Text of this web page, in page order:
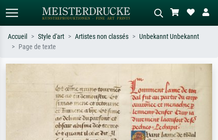
impressionnisme, vague de Hokusai,
nu.
abstrait avec beaucoup de rouge,
tableau sombre, nu debout près d'un
arbre.
Accueil Style d'art Artistes non classés
Unbekannt Unbekannt
Page de texte